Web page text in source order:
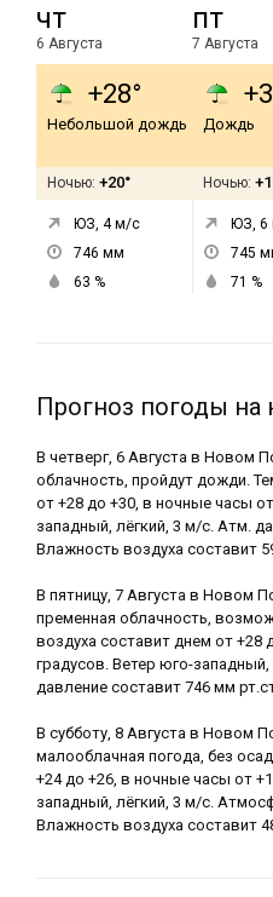
чт
6 Августа
+28°
Небольшой дождь
Ночью: +20°
ЮЗ, 4м/с
746 мм
63 %
пт
7 Августа
Дождь
Ночью:
ЮЗ, 6
745
71 %
Прогноз погоды на
В четверг, 6 Августа в Новом
облачность, пройдут дожди.
от +28 до +30, в ночные часы
западный, лёгкий, 3 м/с. Атм.
Влажность воздуха составит
В пятницу, 7 Августа в Новом
пременная облачность,
воздуха составит днем от +28
градусов. Ветер юго-
давление составит 746 мм
В субботу, 8 Августа в Новом
малооблачная погода, без
+24 до +26, в ночные часы от
западный, лёгкий, 3 м/с.
Влажность воздуха составит